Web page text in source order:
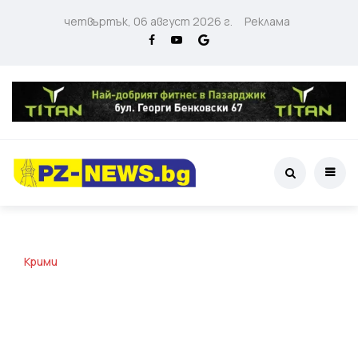
четвъртък, 06 август 2026 г. Реклама
Крими